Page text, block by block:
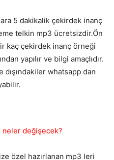
5 dakikalik çekirdek inanç
telkin mp3 ücretsizdir.Ön
kaç çekirdek inanç örneği
yapılır ve bilgi amaçlıdır.
whatsapp dan
neler değişecek?
özel hazırlanan mp3 leri